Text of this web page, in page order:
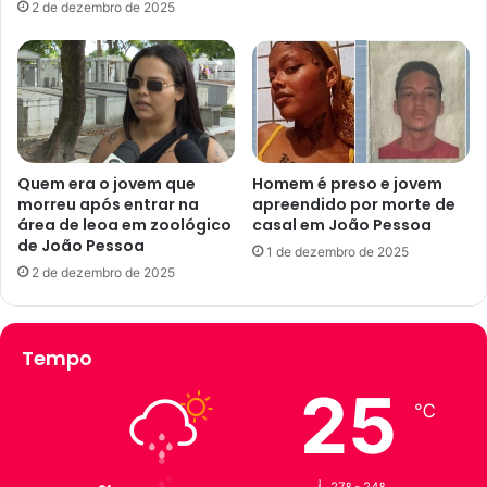
v
e
n
o
C
o
l
i
n
a
s
d
d
a
p
o
r
ô
n
i
b
u
s
2 de dezembro de 2025
Quem era o jovem que
morreu após entrar na
área de leoa em zoológico
de João Pessoa
2 de dezembro de 2025
Homem é preso e jovem
apreendido por morte de
casal em João Pessoa
1 de dezembro de 2025
Tempo
25 ℃